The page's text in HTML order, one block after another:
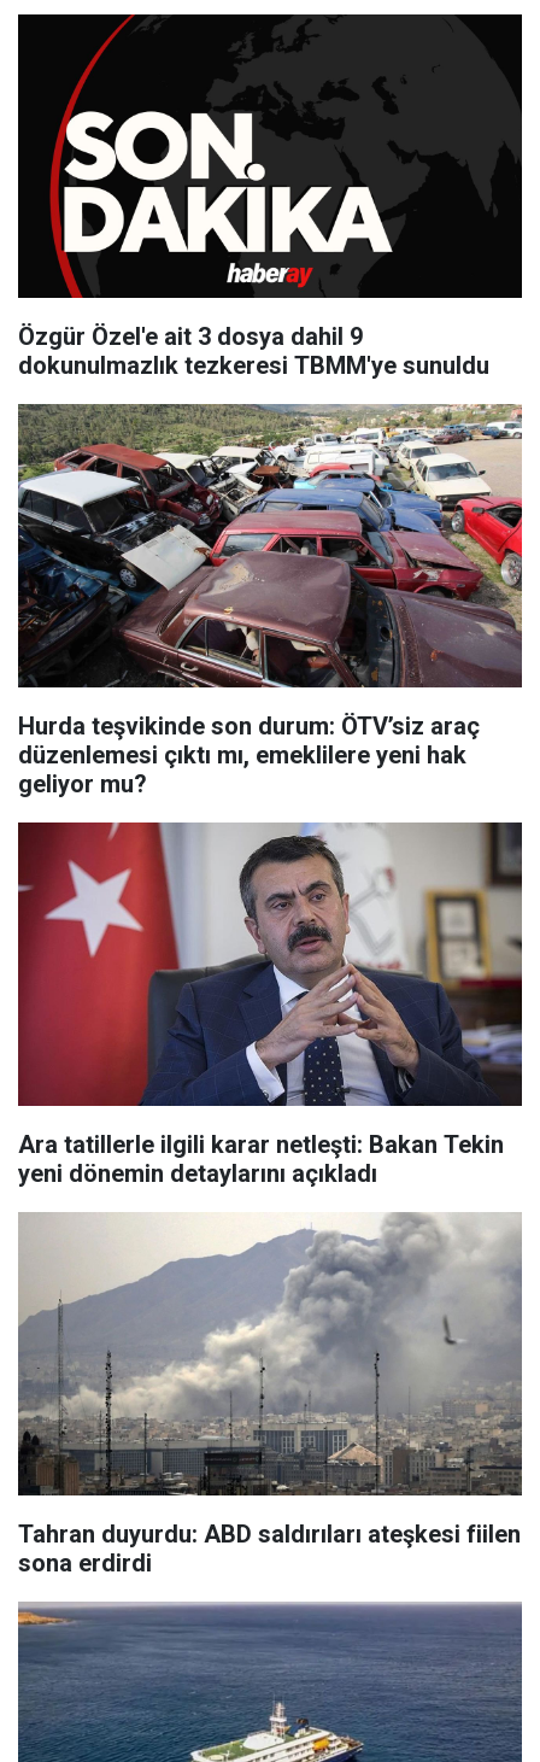
Özgür Özel'e ait 3 dosya dahil 9
dokunulmazlık tezkeresi TBMM'ye sunuldu
Hurda teşvikinde son durum: ÖTV’siz araç
düzenlemesi çıktı mı, emeklilere yeni hak
geliyor mu?
Ara tatillerle ilgili karar netleşti: Bakan Tekin
yeni dönemin detaylarını açıkladı
Tahran duyurdu: ABD saldırıları ateşkesi fiilen
sona erdirdi